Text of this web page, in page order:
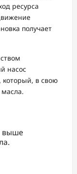
ресурса
получает
насос
который, в свою
выше